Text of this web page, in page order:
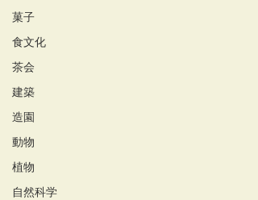
菓子
食文化
茶会
建築
造園
動物
植物
自然科学